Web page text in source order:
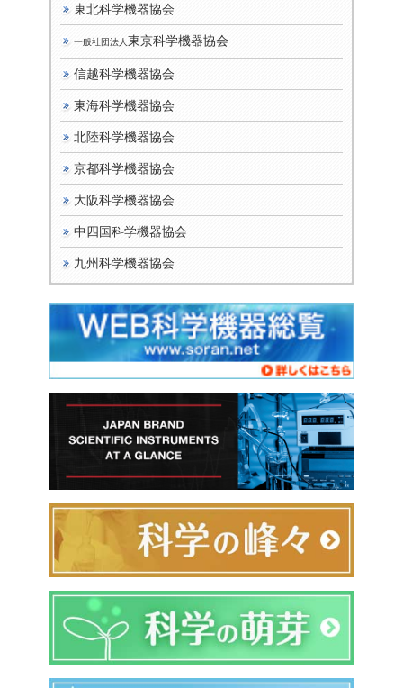
東北科学機器協会
一般社団法人 東京科学機器協会
信越科学機器協会
東海科学機器協会
北陸科学機器協会
京都科学機器協会
大阪科学機器協会
中四国科学機器協会
九州科学機器協会